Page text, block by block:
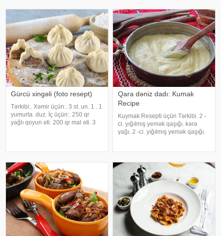
Qırmızı bibər tozu,. Ət otu,
Narıncı. təz
Gürcü xingəli (foto resept)
Tərkibi:. Xəmir üçün:. 3 st. un. 1 . 1
yumurta. duz. İç üçün:. 250 qr
yağlı qoyun əti. 200 qr mal əti. 3
Qara dəniz dadı: Kumak
Recipe
Kuymak Resepti üçün Tərkibi. 2 -
ci. yığılmış yemək qaşığı. kərə
yağı. 2 -ci. yığılmış yemək qaşığı.
Qaynar su. bir. çay qaşığı silin